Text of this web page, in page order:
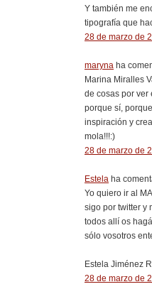
Y también me
tipografía que
28 de marzo de
maryna ha
Marina Miralles
de cosas por ver
porque sí,
inspiración y
mola!!!:)
28 de marzo de
Estela ha
Yo quiero ir al
sigo por twitter y
todos allí os
sólo vosotros
Estela Jiménez
28 de marzo de